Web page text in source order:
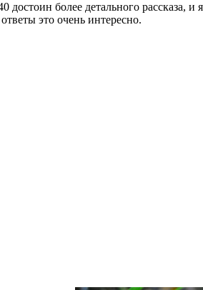
более детального рассказа,
это очень интересно.